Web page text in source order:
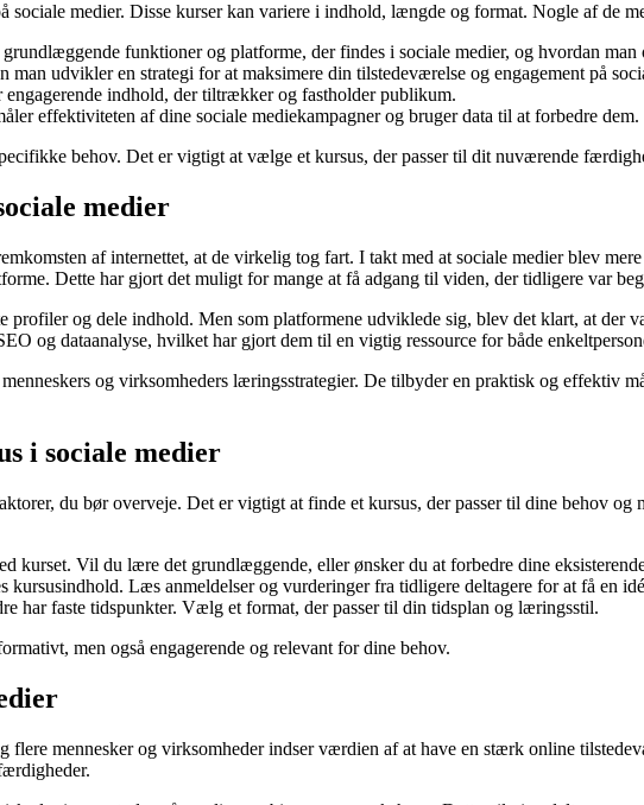
sociale medier. Disse kurser kan variere i indhold, længde og format. Nogle af de
funktioner og platforme, der findes i sociale medier, og hvordan man
man udvikler en strategi for at maksimere din tilstedeværelse og engagement på
engagerende indhold, der tiltrækker og fastholder publikum.
effektiviteten af dine sociale mediekampagner og bruger data til at forbedre dem.
behov. Det er vigtigt at vælge et kursus, der passer til dit nuværende
medier
af internettet, at de virkelig tog fart. I takt med at sociale medier blev
Dette har gjort det muligt for mange at få adgang til viden, der tidligere var
og dele indhold. Men som platformene udviklede sig, blev det klart, at der
og dataanalyse, hvilket har gjort dem til en vigtig ressource for både
og virksomheders læringsstrategier. De tilbyder en praktisk og effektiv
i sociale medier
du bør overveje. Det er vigtigt at finde et kursus, der passer til dine behov
kurset. Vil du lære det grundlæggende, eller ønsker du at forbedre dine
kursusindhold. Læs anmeldelser og vurderinger fra tidligere deltagere for at få en
har faste tidspunkter. Vælg et format, der passer til din tidsplan og læringsstil.
men også engagerende og relevant for dine behov.
flere mennesker og virksomheder indser værdien af at have en stærk online